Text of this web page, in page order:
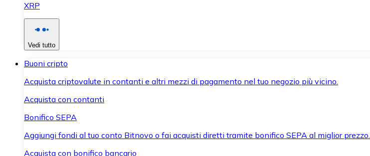
XRP
Vedi tutto
Buoni cripto
Acquista criptovalute in contanti e altri mezzi di pagamento nel tuo negozio più vicino.
Acquista con contanti
Bonifico SEPA
Aggiungi fondi al tuo conto Bitnovo o fai acquisti diretti tramite bonifico SEPA al miglior prezzo.
Acquista con bonifico bancario